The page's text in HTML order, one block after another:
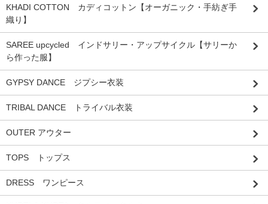
KHADI COTTON カディコットン【オーガニック・手紡ぎ手
織り】
SAREE upcycled インドサリー・アップサイクル【サリーか
ら作った服】
GYPSY DANCE ジプシー衣装
TRIBAL DANCE トライバル衣装
OUTER アウター
TOPS トップス
DRESS ワンピース